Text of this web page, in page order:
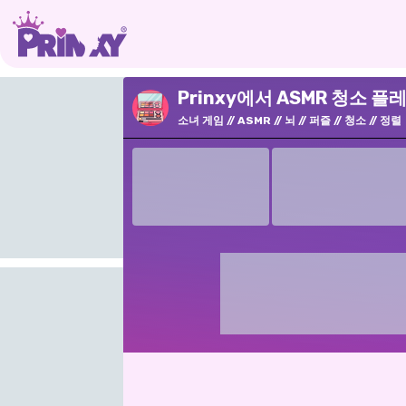
Prinxy에서 ASMR 청소 플
소녀 게임 ASMR 뇌 퍼즐 청소 정렬